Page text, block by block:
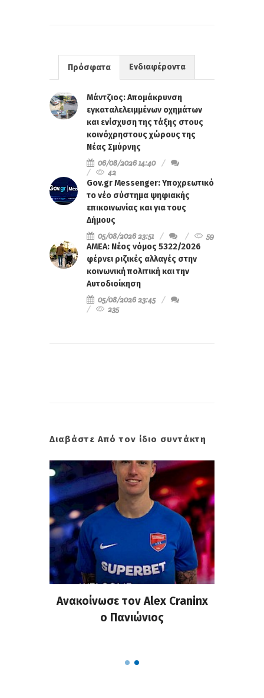
Πρόσφατα Ενδιαφέροντα
Μάντζιος: Απομάκρυνση
εγκαταλελειμμένων οχημάτων
και ενίσχυση της τάξης στους
κοινόχρηστους χώρους της
Νέας Σμύρνης
06/08/2026 14:40
42
Gov.gr Messenger: Υποχρεωτικό
το νέο σύστημα ψηφιακής
επικοινωνίας και για τους
Δήμους
05/08/2026 23:51
59
ΑΜΕΑ: Νέος νόμος 5322/2026
φέρνει ριζικές αλλαγές στην
κοινωνική πολιτική και την
Αυτοδιοίκηση
05/08/2026 23:45
235
Διαβάστε Από τον ίδιο συντάκτη
Ανακοίνωσε τον Alex Craninx
ο Πανιώνιος